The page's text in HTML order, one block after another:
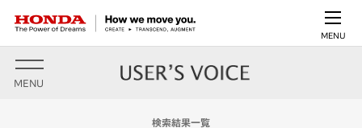
MENU
MENU
検索結果一覧